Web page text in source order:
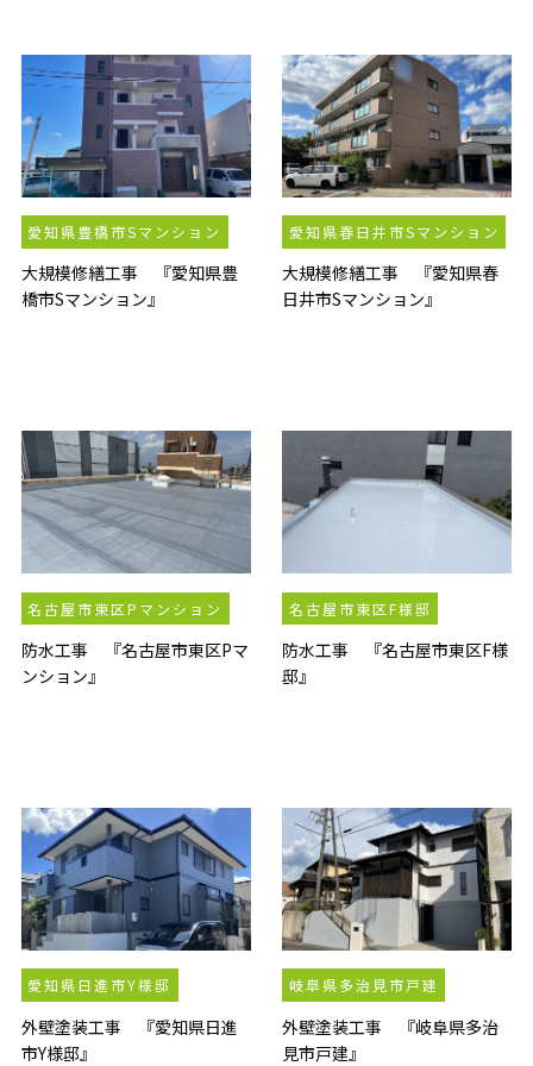
愛知県豊橋市Sマンション
大規模修繕工事 『愛知県豊
橋市Sマンション』
愛知県春日井市Sマンション
大規模修繕工事 『愛知県春
日井市Sマンション』
名古屋市東区Pマンション
防水工事 『名古屋市東区Pマ
ンション』
名古屋市東区F様邸
防水工事 『名古屋市東区F様
邸』
愛知県日進市Y様邸
外壁塗装工事 『愛知県日進
市Y様邸』
岐阜県多治見市戸建
外壁塗装工事 『岐阜県多治
見市戸建』